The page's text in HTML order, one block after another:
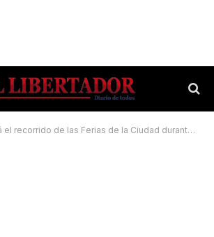
recorrido de las Ferias de la Ciudad durante la semana